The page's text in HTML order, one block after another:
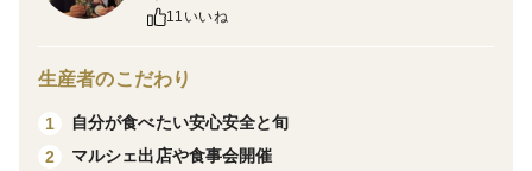
ら
後半の葉物野菜のように葉が開いている時期まで販売い
11いいね
生産者のこだわり
1
自分が食べたい安心安全と旬
2
マルシェ出店や食事会開催